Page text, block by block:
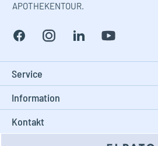
APOTHEKENTOUR.
Service
Information
Kontakt